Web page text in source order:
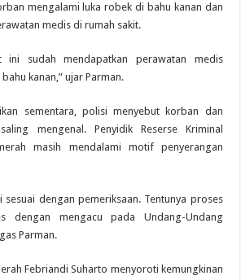
mengalami luka robek di bahu kanan dan
medis di rumah sakit.
ini sudah mendapatkan perawatan medis
kanan,” ujar Parman.
sementara, polisi menyebut korban dan
mengenal. Penyidik Reserse Kriminal
masih mendalami motif penyerangan
sesuai dengan pemeriksaan. Tentunya proses
dengan mengacu pada Undang-Undang
Parman.
Febriandi Suharto menyoroti kemungkinan